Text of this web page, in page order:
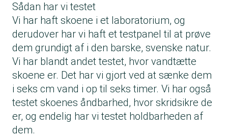
Sådan har vi testet
Vi har haft skoene i et laboratorium, og
derudover har vi haft et testpanel til at prøve
dem grundigt af i den barske, svenske natur.
Vi har blandt andet testet, hvor vandtætte
skoene er. Det har vi gjort ved at sænke dem
i seks cm vand i op til seks timer. Vi har også
testet skoenes åndbarhed, hvor skridsikre de
er, og endelig har vi testet holdbarheden af
dem.